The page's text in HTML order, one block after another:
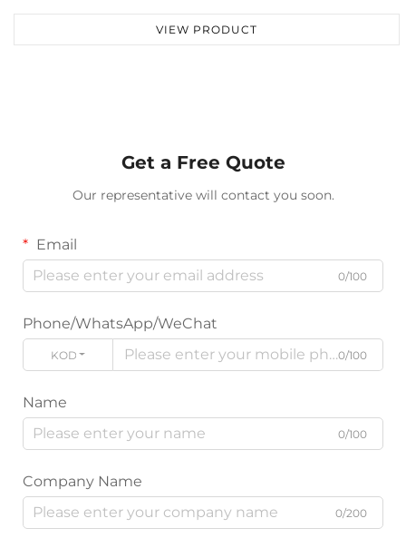
VIEW PRODUCT
Get a Free Quote
Our representative will contact you soon.
Email
0/100
Phone/WhatsApp/WeChat
KOD 0/100
Name
0/100
Company Name
0/200